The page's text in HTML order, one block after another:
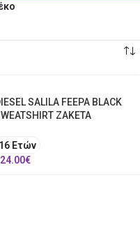
SALILA FEEPA BLACK
ΖΑΚΕΤΑ
16 Ετών
€